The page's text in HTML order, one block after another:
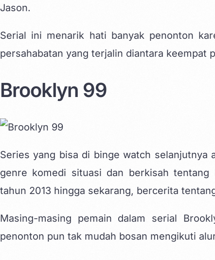
Jason.
Serial ini menarik hati banyak penonton
persahabatan yang terjalin diantara keempat
Brooklyn 99
Series yang bisa di binge watch selanjutnya
genre komedi situasi dan berkisah
tahun 2013 hingga sekarang, bercerita
Masing-masing pemain dalam serial
penonton pun tak mudah bosan mengikuti